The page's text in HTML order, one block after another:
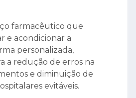
farmacêutico que
e acondicionar a
personalizada,
a redução de erros na
e diminuição de
evitáveis.